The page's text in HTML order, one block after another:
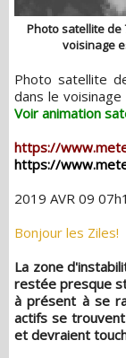
Photo satellite de
voisinage
Photo satellite de 7heures. Les nuages plutôt actifs sont
dans le
Voir animation
https://
https://
2019 AVR 09
Bonjour les Ziles!
La zone
restée presque
à présent à se
actifs se
et devraient